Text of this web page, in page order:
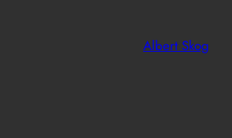
Albert Skog